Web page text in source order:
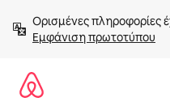
στο
περιεχόμενοΕμφάνιση πρωτοτύπου